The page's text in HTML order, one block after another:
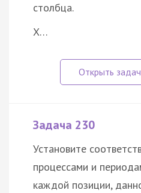
столбца.
Х…
Задача 230
Установите
процессами и
каждой позиции,